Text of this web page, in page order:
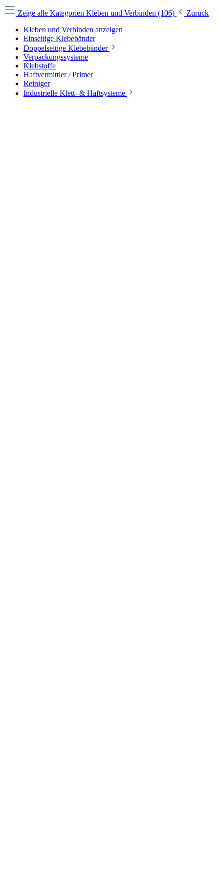
Zeige alle Kategorien Kleben und Verbinden (106)
Zurück
Kleben und Verbinden anzeigen
Einseitige Klebebänder
Doppelseitige Klebebänder
Verpackungssysteme
Klebstoffe
Haftvermittler / Primer
Reiniger
Industrielle Klett- & Haftsysteme